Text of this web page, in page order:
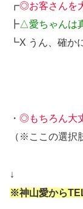
┏◎お客さんを
┣△愛ちゃんは
┗X うん、確か
・ ◎もちろん大
（※ここの選択
↓
※神山愛から